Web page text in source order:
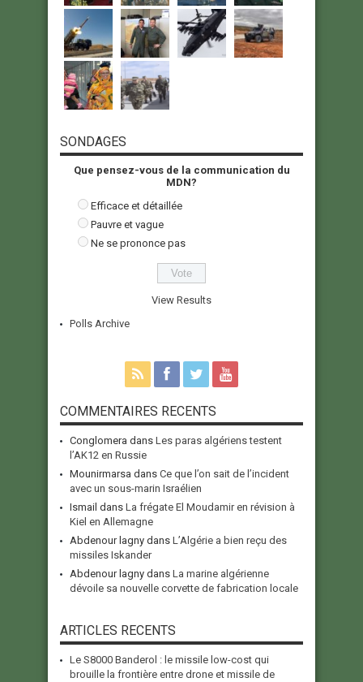
SONDAGES
Que pensez-vous de la communication du
MDN?
Efficace et détaillée
Pauvre et vague
Ne se prononce pas
View Results
Polls Archive
COMMENTAIRES RECENTS
Conglomera dans Les paras algériens testent
l’AK12 en Russie
Mounirmarsa dans Ce que l’on sait de l’incident
avec un sous-marin Israélien
Ismail dans La frégate El Moudamir en révision à
Kiel en Allemagne
Abdenour lagny dans L’Algérie a bien reçu des
missiles Iskander
Abdenour lagny dans La marine algérienne
dévoile sa nouvelle corvette de fabrication locale
ARTICLES RECENTS
Le S8000 Banderol : le missile low-cost qui
brouille la frontière entre drone et missile de